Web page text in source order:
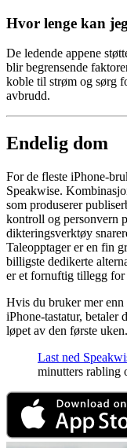
Hvor lenge kan
De ledende appene
blir begrensende
koble til strøm og sørg
avbrudd.
Endelig dom
For de fleste iPhone-
Speakwise.
som produserer
kontroll og personvern
dikteringsverktøy
Taleopptager er en fin
billigste dedikerte
er et fornuftig tillegg for
Hvis du bruker mer enn
iPhone-tastatur, betaler
løpet av den første uken.
Last ned
minutters rabling